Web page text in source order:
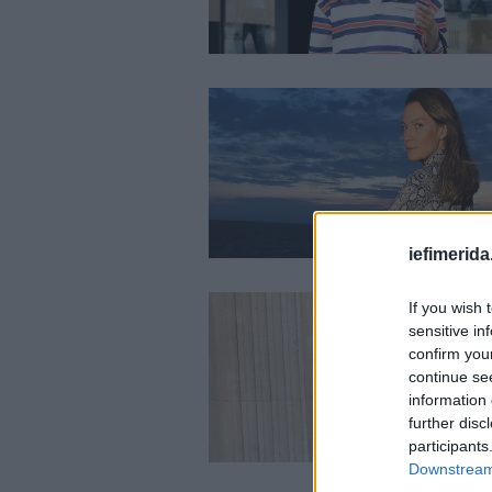
If you wish
sensitive
confirm
continue
information
further